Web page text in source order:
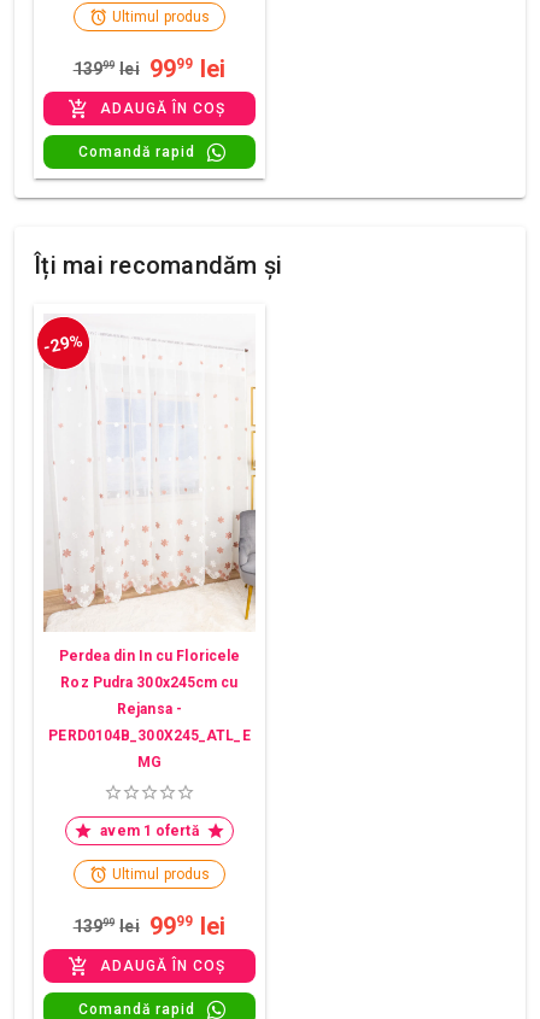
Ultimul produs
13999 lei 9999 lei
ADAUGĂ ÎN COȘ
Comandă rapid
Îți mai recomandăm și
-29%
Perdea din In cu Floricele
Roz Pudra 300x245cm cu
Rejansa -
PERD0104B_300X245_ATL_E
MG
avem 1 ofertă
Ultimul produs
13999 lei 9999 lei
ADAUGĂ ÎN COȘ
Comandă rapid